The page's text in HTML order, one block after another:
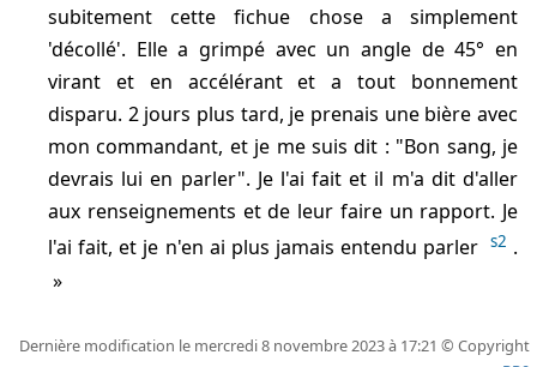
subitement cette fichue chose a simplement
'décollé'. Elle a grimpé avec un angle de 45° en
virant et en accélérant et a tout bonnement
disparu. 2 jours plus tard, je prenais une bière avec
mon commandant, et je me suis dit : "Bon sang, je
devrais lui en parler". Je l'ai fait et il m'a dit d'aller
aux renseignements et de leur faire un rapport. Je
l'ai fait, et je n'en ai plus jamais entendu parler s2 .
Dernière modification le mercredi 8 novembre 2023 à 17:21 © Copyright